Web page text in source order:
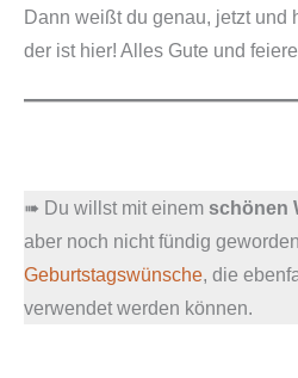
Dann weißt du genau, jetzt und
der ist hier! Alles Gute und
➠ Du willst mit einem schönen
aber noch nicht fündig
Geburtstagswünsche, die
verwendet werden können.